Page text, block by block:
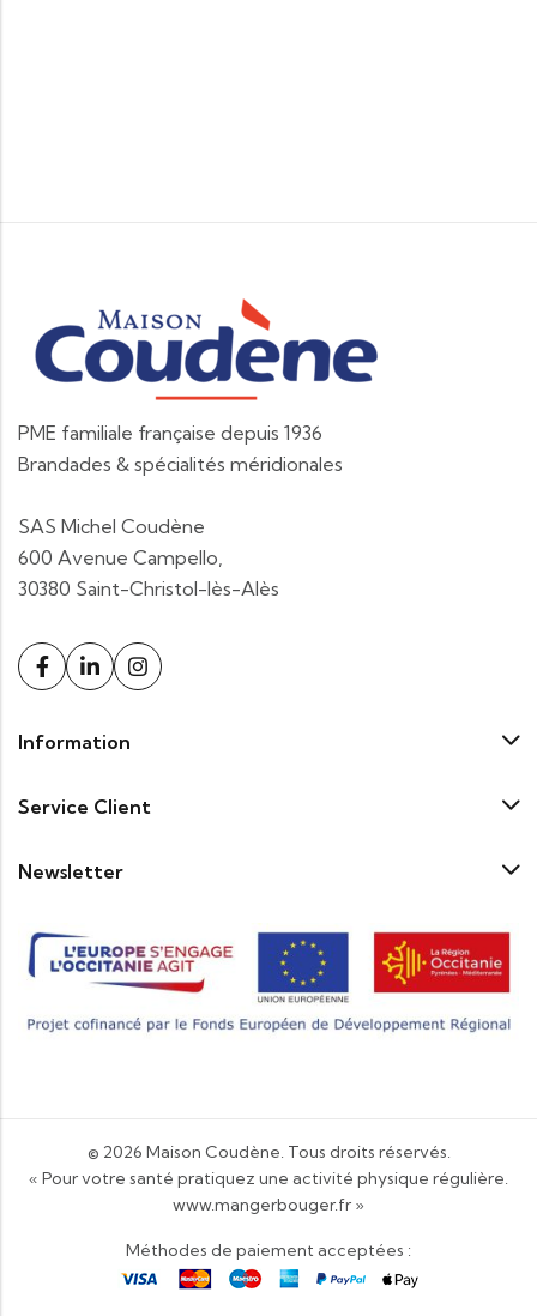
PME familiale française depuis 1936
Brandades & spécialités méridionales
SAS Michel Coudène
600 Avenue Campello,
30380 Saint-Christol-lès-Alès
Information
Service Client
Newsletter
© 2026 Maison Coudène. Tous droits réservés.
« Pour votre santé pratiquez une activité physique régulière.
www.mangerbouger.fr »
Méthodes de paiement acceptées :